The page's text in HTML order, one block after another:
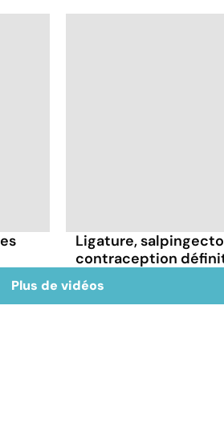
Ligature,
contraception
Plus de vidéos